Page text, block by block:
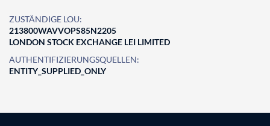
ZUSTÄNDIGE LOU:
213800WAVVOPS85N2205
LONDON STOCK EXCHANGE LEI LIMITED
AUTHENTIFIZIERUNGSQUELLEN:
ENTITY_SUPPLIED_ONLY